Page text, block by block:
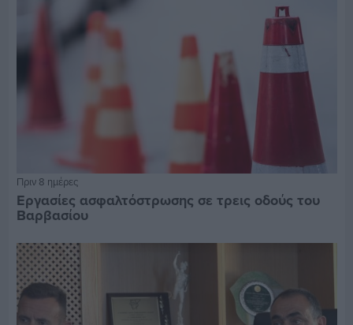
Πριν 8 ημέρες
Εργασίες ασφαλτόστρωσης σε τρεις οδούς του
Βαρβασίου